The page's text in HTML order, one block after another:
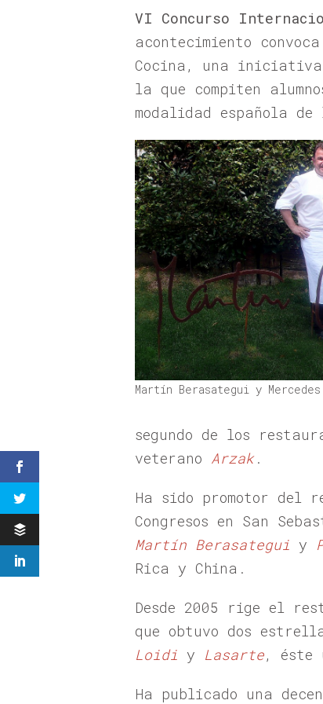
VI Concurso
acontecimiento
Cocina, una iniciativa
la que compiten
modalidad española
Martín Berasategui y
segundo de los
veterano Arzak.
Ha sido promotor del
Congresos en San
Martín Berasategui y
Rica y China.
Desde 2005 rige el
que obtuvo dos
Loidi y Lasarte, éste
Ha publicado una